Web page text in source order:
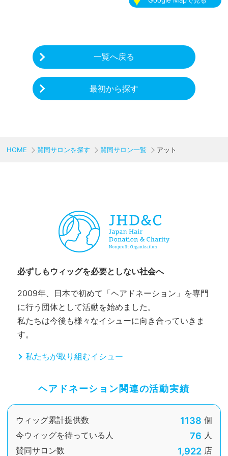
一覧へ戻る
最初から探す
HOME 賛同サロンを探す 賛同サロン一覧 アット
必ずしもウィッグを必要としない社会へ
2009年、日本で初めて「ヘアドネーション」を専門
に行う団体として活動を始めました。
私たちは今後も様々なイシューに向き合っていきま
す。
私たちが取り組むイシュー
ヘアドネーション関連の活動実績
ウィッグ累計提供数 1138 個
今ウィッグを待っている人
76 人
賛同サロン数
1,922 店